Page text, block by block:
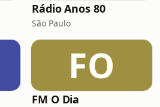
Rádio Anos 80
São Paulo
FO
FM O Dia